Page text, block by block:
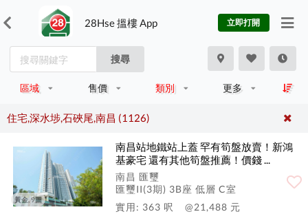
28Hse 搵樓 App 立即打開
搜尋
區域 售價 類別 更多
住宅,深水埗,石硤尾,南昌 (1126)
黃金, 9圖
南昌站地鐵站上蓋 罕有筍盤放賣！新鴻
基豪宅 還有其他筍盤推薦！價錢 ...
南昌 匯璽
匯璽II(3期) 3B座 低層 C室
實用: 363 呎
@21,488 元